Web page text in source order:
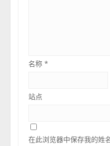
名称*
站点
在此浏览器中保存我的姓